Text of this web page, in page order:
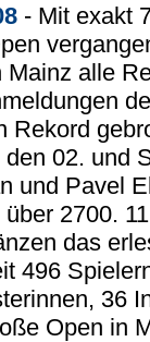
- Mit exakt
Mainz alle
Rekord
02. und
und Pavel
2700.
das
496
36
Open in